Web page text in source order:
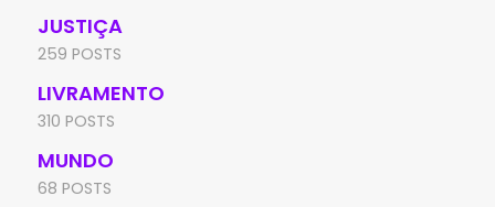
JUSTIÇA
259 POSTS
LIVRAMENTO
310 POSTS
MUNDO
68 POSTS